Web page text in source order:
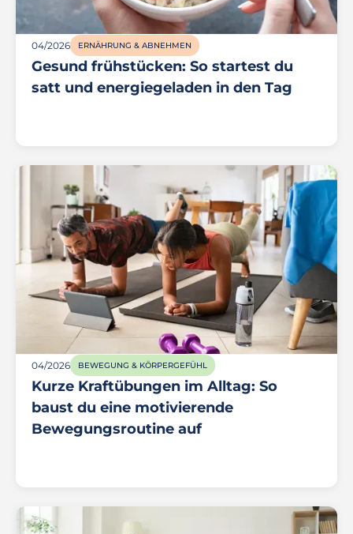
04/2026 ERNÄHRUNG & ABNEHMEN
Gesund frühstücken: So startest du
satt und energiegeladen in den Tag
04/2026 BEWEGUNG & KÖRPERGEFÜHL
Kurze Kraftübungen im Alltag: So
baust du eine motivierende
Bewegungsroutine auf